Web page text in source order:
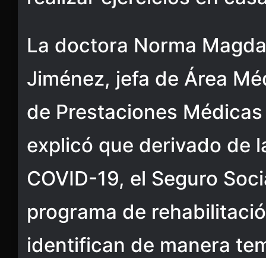
La doctora Norma
Jiménez, jefa de Área
de Prestaciones
explicó que derivado de
COVID-19, el Seguro
programa de
identifican de manera